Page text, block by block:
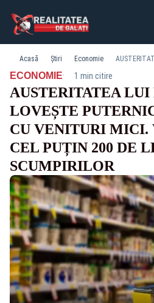
Acasă Știri Economie
ECONOMIE· 1 min citire
AUSTERITATEA
LOVEȘTE
CU VENITURI MICI.
CEL PUȚIN 200 DE
SCUMPIRILOR